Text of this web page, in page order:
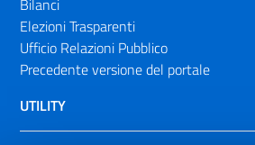
Bilanci
Elezioni Trasparenti
Ufficio Relazioni Pubblico
Precedente versione del portale
UTILITY